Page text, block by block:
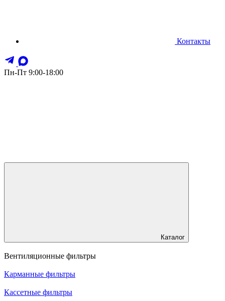
Контакты
Пн-Пт 9:00-18:00
Каталог
Вентиляционные фильтры
Карманные фильтры
Кассетные фильтры